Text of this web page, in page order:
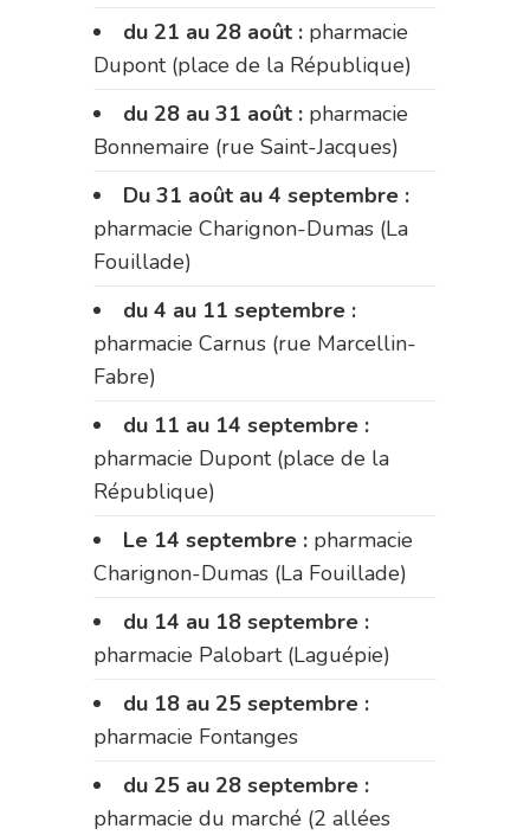
du 21 au 28 août : pharmacie
Dupont (place de la République)
du 28 au 31 août : pharmacie
Bonnemaire (rue Saint-Jacques)
Du 31 août au 4 septembre :
pharmacie Charignon-Dumas (La
Fouillade)
du 4 au 11 septembre :
pharmacie Carnus (rue Marcellin-
Fabre)
du 11 au 14 septembre :
pharmacie Dupont (place de la
République)
Le 14 septembre : pharmacie
Charignon-Dumas (La Fouillade)
du 14 au 18 septembre :
pharmacie Palobart (Laguépie)
du 18 au 25 septembre :
pharmacie Fontanges
du 25 au 28 septembre :
pharmacie du marché (2 allées